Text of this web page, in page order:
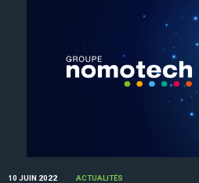
10 JUIN 2022 ACTUALITÉS